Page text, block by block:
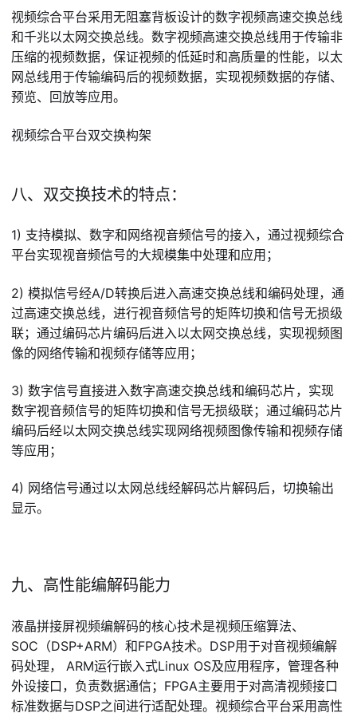
视频综合平台采用无阻塞背板设计的数字视频高速交换总线
和千兆以太网交换总线。数字视频高速交换总线用于传输非
压缩的视频数据，保证视频的低延时和高质量的性能，以太
网总线用于传输编码后的视频数据，实现视频数据的存储、
预览、回放等应用。
视频综合平台双交换构架
八、双交换技术的特点：
1) 支持模拟、数字和网络视音频信号的接入，通过视频综合
平台实现视音频信号的大规模集中处理和应用；
2) 模拟信号经A/D转换后进入高速交换总线和编码处理，通
过高速交换总线，进行视音频信号的矩阵切换和信号无损级
联；通过编码芯片编码后进入以太网交换总线，实现视频图
像的网络传输和视频存储等应用；
3) 数字信号直接进入数字高速交换总线和编码芯片，实现
数字视音频信号的矩阵切换和信号无损级联；通过编码芯片
编码后经以太网交换总线实现网络视频图像传输和视频存储
等应用；
4) 网络信号通过以太网总线经解码芯片解码后，切换输出
显示。
九、高性能编解码能力
液晶拼接屏视频编解码的核心技术是视频压缩算法、
SOC（DSP+ARM）和FPGA技术。DSP用于对音视频编解
码处理， ARM运行嵌入式Linux OS及应用程序，管理各种
外设接口，负责数据通信；FPGA主要用于对高清视频接口
标准数据与DSP之间进行适配处理。视频综合平台采用高性